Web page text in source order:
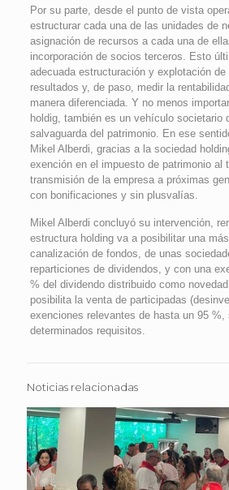
Por su parte, desde el punto de vista
estructurar cada una de las unidades de
asignación de recursos a cada una de
incorporación de socios terceros. Esto
adecuada estructuración y explotación
resultados y, de paso, medir la
manera diferenciada. Y no menos
holdig, también es un vehículo societario
salvaguarda del patrimonio. En ese
Mikel Alberdi, gracias a la sociedad
exención en el impuesto de patrimonio al
transmisión de la empresa a próximas
con bonificaciones y sin plusvalías.
Mikel Alberdi concluyó su intervención,
estructura holding va a posibilitar una
canalización de fondos, de unas
reparticiones de dividendos, y con una
% del dividendo distribuido como
posibilita la venta de participadas
exenciones relevantes de hasta un 95 %,
determinados requisitos.
Noticias relacionadas